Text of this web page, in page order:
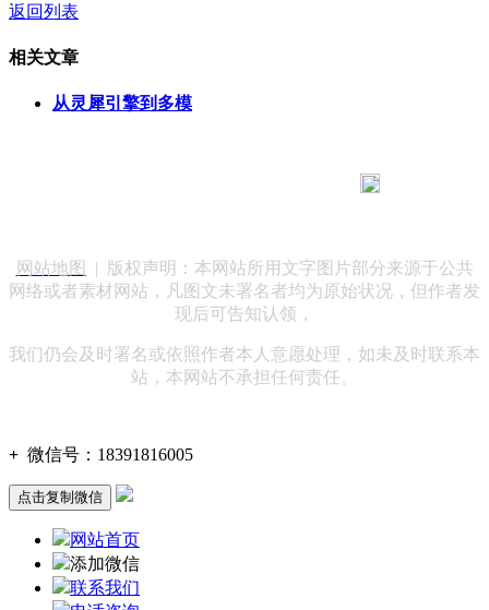
返回列表
相关文章
从灵犀引擎到多模
网站地图
| 版权声明：本网站所用文字图片部分来源于公共
网络或者素材网站，凡图文未署名者均为原始状况，但作者发
现后可告知认领，
我们仍会及时署名或依照作者本人意愿处理，如未及时联系本
站，本网站不承担任何责任。
+ 微信号： 18391816005
点击复制微信
网站首页
添加微信
联系我们